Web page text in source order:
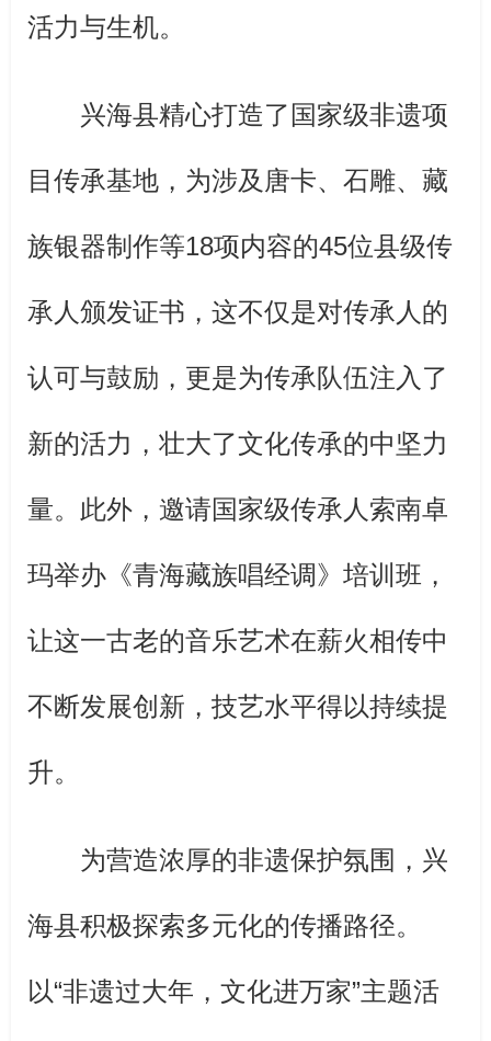
活力与生机。
兴海县精心打造了国家级非遗项
目传承基地，为涉及唐卡、石雕、藏
族银器制作等18项内容的45位县级传
承人颁发证书，这不仅是对传承人的
认可与鼓励，更是为传承队伍注入了
新的活力，壮大了文化传承的中坚力
量。此外，邀请国家级传承人索南卓
玛举办《青海藏族唱经调》培训班，
让这一古老的音乐艺术在薪火相传中
不断发展创新，技艺水平得以持续提
升。
为营造浓厚的非遗保护氛围，兴
海县积极探索多元化的传播路径。
以“非遗过大年，文化进万家”主题活